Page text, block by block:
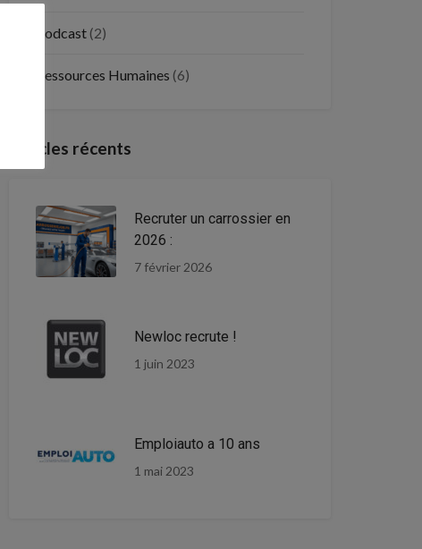
Podcast (2)
Ressources Humaines (6)
Articles récents
Recruter un carrossier en
2026 :
7 février 2026
Newloc recrute !
1 juin 2023
Emploiauto a 10 ans
1 mai 2023